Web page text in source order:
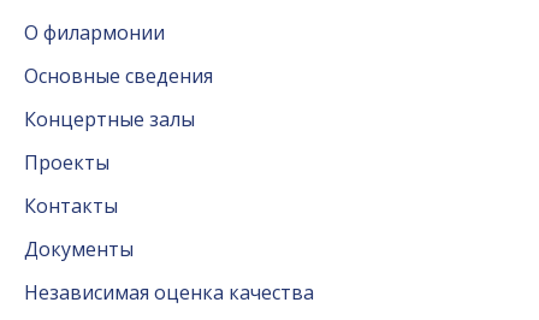
О филармонии
Основные сведения
Концертные залы
Проекты
Контакты
Документы
Независимая оценка качества